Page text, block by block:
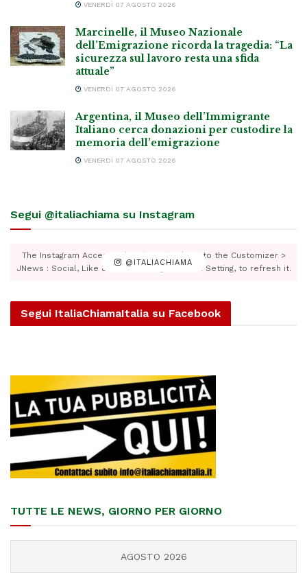
VENERDÌ 07 AGOSTO 2026
Marcinelle, il Museo Nazionale
dell’Emigrazione ricorda la tragedia: “La
sicurezza sul lavoro resta una sfida
attuale”
VENERDÌ 07 AGOSTO 2026
Argentina, il Museo dell’Immigrante
Italiano cerca donazioni per custodire la
memoria dell’emigrazione
VENERDÌ 07 AGOSTO 2026
Segui @italiachiama su Instagram
@ITALIACHIAMA
The Instagram Access Token is expired, Go to the Customizer >
JNews : Social, Like & View > Instagram Feed Setting, to refresh it.
Segui ItaliaChiamaItalia su Facebook
TUTTE LE NEWS, GIORNO PER GIORNO
AGOSTO 2026